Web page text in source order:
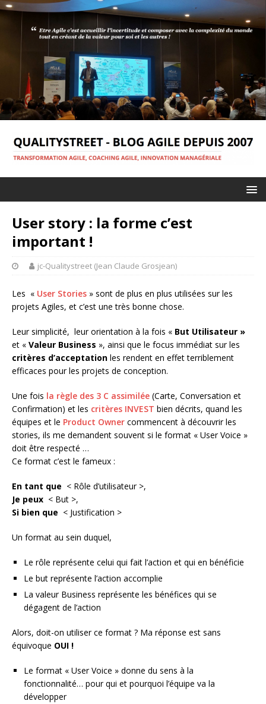
User story : la forme c’est
important !
jc-Qualitystreet (Jean Claude Grosjean)
Les « User Stories » sont de plus en plus utilisées sur les
projets Agiles, et c’est une très bonne chose.
Leur simplicité, leur orientation à la fois « But Utilisateur »
et « Valeur Business », ainsi que le focus immédiat sur les
critères d’acceptation les rendent en effet terriblement
efficaces pour les projets de conception.
Une fois la règle des 3 C assimilée (Carte, Conversation et
Confirmation) et les critères INVEST bien décrits, quand les
équipes et le Product Owner commencent à découvrir les
stories, ils me demandent souvent si le format « User Voice »
doit être respecté …
Ce format c’est le fameux :
En tant que < Rôle d’utilisateur >,
Je peux < But >,
Si bien que < Justification >
Un format au sein duquel,
Le rôle représente celui qui fait l’action et qui en bénéficie
Le but représente l’action accomplie
La valeur Business représente les bénéfices qui se
dégagent de l’action
Alors, doit-on utiliser ce format ? Ma réponse est sans
équivoque OUI !
Le format « User Voice » donne du sens à la
fonctionnalité… pour qui et pourquoi l’équipe va la
développer